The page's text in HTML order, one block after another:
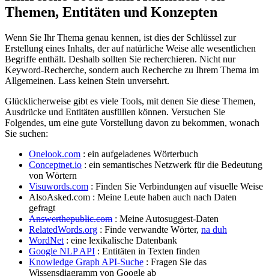
Themen, Entitäten und Konzepten
Wenn Sie Ihr Thema genau kennen, ist dies der Schlüssel zur
Erstellung eines Inhalts, der auf natürliche Weise alle wesentlichen
Begriffe enthält. Deshalb sollten Sie recherchieren. Nicht nur
Keyword-Recherche, sondern auch Recherche zu Ihrem Thema im
Allgemeinen. Lass keinen Stein unversehrt.
Glücklicherweise gibt es viele Tools, mit denen Sie diese Themen,
Ausdrücke und Entitäten ausfüllen können. Versuchen Sie
Folgendes, um eine gute Vorstellung davon zu bekommen, wonach
Sie suchen:
Onelook.com : ein aufgeladenes Wörterbuch
Conceptnet.io : ein semantisches Netzwerk für die Bedeutung
von Wörtern
Visuwords.com : Finden Sie Verbindungen auf visuelle Weise
AlsoAsked.com : Meine Leute haben auch nach Daten
gefragt
Answerthepublic.com : Meine Autosuggest-Daten
RelatedWords.org : Finde verwandte Wörter, na duh
WordNet : eine lexikalische Datenbank
Google NLP API : Entitäten in Texten finden
Knowledge Graph API-Suche : Fragen Sie das
Wissensdiagramm von Google ab